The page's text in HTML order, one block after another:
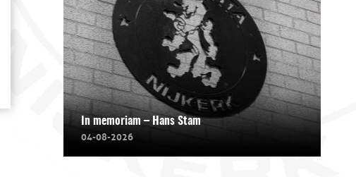
In memoriam – Hans Stam
04-08-2026